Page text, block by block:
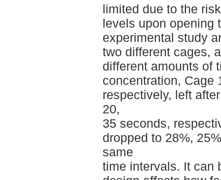
limited due to the
levels upon opening
experimental study
two different cages,
different amounts of
concentration, Cage
respectively, left
20,
35 seconds,
dropped to 28%,
same
time intervals. It can